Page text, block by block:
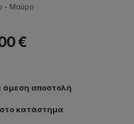
- Μαύρο
€
άμεση αποστολή
στο κατάστημα